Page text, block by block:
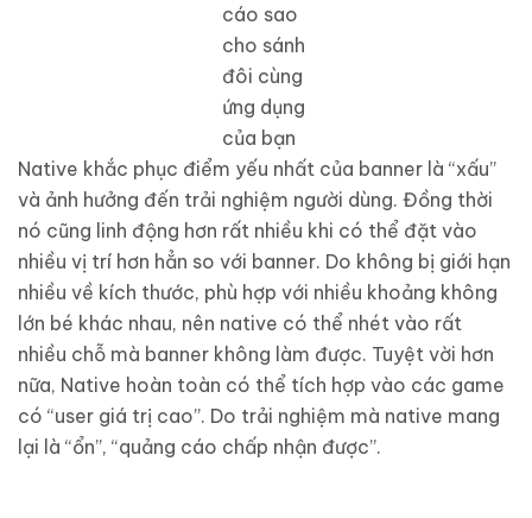
cáo sao
cho sánh
đôi cùng
ứng dụng
của bạn
Native khắc phục điểm yếu nhất của banner là “xấu”
và ảnh hưởng đến trải nghiệm người dùng. Đồng thời
nó cũng linh động hơn rất nhiều khi có thể đặt vào
nhiều vị trí hơn hẳn so với banner. Do không bị giới hạn
nhiều về kích thước, phù hợp với nhiều khoảng không
lớn bé khác nhau, nên native có thể nhét vào rất
nhiều chỗ mà banner không làm được. Tuyệt vời hơn
nữa, Native hoàn toàn có thể tích hợp vào các game
có “user giá trị cao”. Do trải nghiệm mà native mang
lại là “ổn”, “quảng cáo chấp nhận được”.